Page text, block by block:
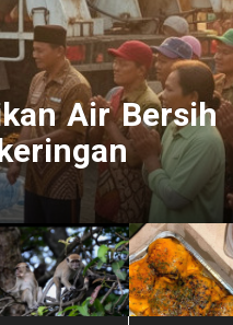
Lampung